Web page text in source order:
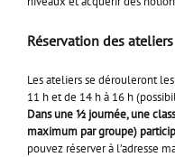
Réservation des ateliers
Les ateliers se dérouleront
11 h et de 14 h à 16 h
Dans une ½ journée, une
maximum par groupe)
pouvez réserver à l’adresse